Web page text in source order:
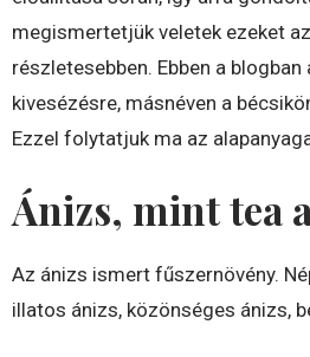
megismertetjük veletek ezeket
részletesebben. Ebben a blogban
kivesézésre, másnéven a
Ezzel folytatjuk ma az
Ánizs, mint tea
Az ánizs ismert fűszernövény.
illatos ánizs, közönséges ánizs,